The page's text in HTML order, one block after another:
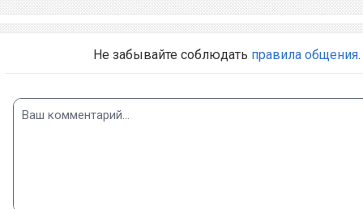
Не забывайте соблюдать правила общения.